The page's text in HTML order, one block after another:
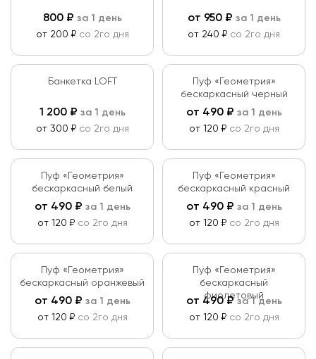
800₽ за 1 день
от 200 ₽ со 2го дня
от 950₽ за 1 день
от 240 ₽ со 2го дня
Банкетка LOFT
1 200₽ за 1 день
от 300 ₽ со 2го дня
Пуф «Геометрия»
бескаркасный черный
от 490₽ за 1 день
от 120 ₽ со 2го дня
Пуф «Геометрия»
бескаркасный белый
от 490₽ за 1 день
от 120 ₽ со 2го дня
Пуф «Геометрия»
бескаркасный красный
от 490₽ за 1 день
от 120 ₽ со 2го дня
Пуф «Геометрия»
бескаркасный оранжевый
от 490₽ за 1 день
от 120 ₽ со 2го дня
Пуф «Геометрия»
бескаркасный
фиолетовый
от 490₽ за 1 день
от 120 ₽ со 2го дня